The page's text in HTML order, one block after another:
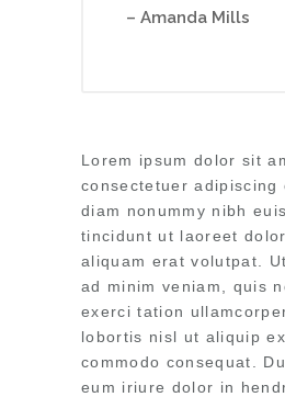
– Amanda Mills
Lorem ipsum dolor sit
consectetuer adipiscing
diam nonummy nibh
tincidunt ut laoreet
aliquam erat volutpat.
ad minim veniam, quis
exerci tation
lobortis nisl ut aliquip
commodo consequat.
eum iriure dolor in